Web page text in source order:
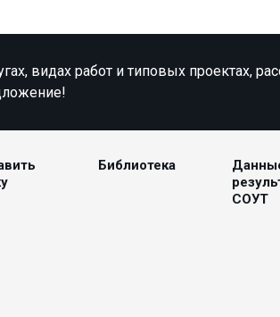
видах работ и типовых проектах,
Библиотека
СОУТ